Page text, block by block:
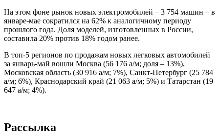
На этом фоне рынок новых электромобилей – 3 754 машин – в
январе-мае сократился на 62% к аналогичному периоду
прошлого года. Доля моделей, изготовленных в России,
составила 20% против 18% годом ранее.
В топ-5 регионов по продажам новых легковых автомобилей
за январь-май вошли Москва (56 176 а/м; доля – 13%),
Московская область (30 916 а/м; 7%), Санкт-Петербург (25 784
а/м; 6%), Краснодарский край (21 063 а/м; 5%) и Татарстан (19
647 а/м; 4%).
Рассылка